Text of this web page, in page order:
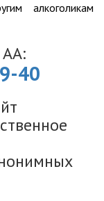
алкоголикам
40